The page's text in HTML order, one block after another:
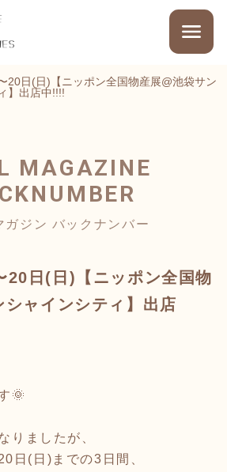
20日(日)【ニッポン全国物産展@池袋サン
】出店中!!!!
MAGAZINE
ガジン バックナンバー
20日(日)【ニッポン全国物
シャインシティ】出店
🌞
りましたが、
日(日)までの3日間、